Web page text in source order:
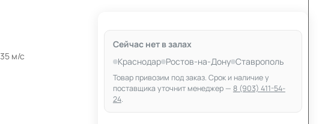
м/с
Сейчас нет в залах
Краснодар Ростов-на-Дону Ставрополь
Товар привозим под заказ. Срок и наличие у
поставщика уточнит менеджер — 8 (903) 411-54-
24.